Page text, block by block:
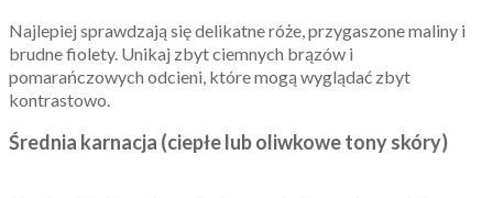
Najlepiej sprawdzają się delikatne róże, przygaszone maliny i
brudne fiolety. Unikaj zbyt ciemnych brązów i
pomarańczowych odcieni, które mogą wyglądać zbyt
kontrastowo.
Średnia karnacja (ciepłe lub oliwkowe tony skóry)